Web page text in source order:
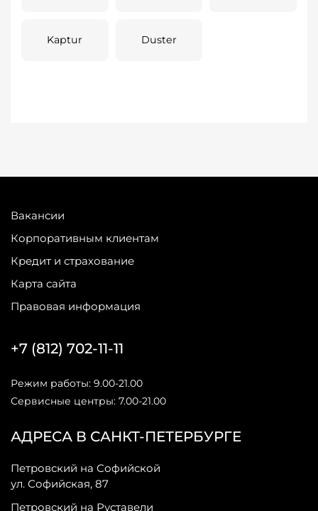
Kaptur Duster
Вакансии
Корпоративным клиентам
Кредит и страхование
Карта сайта
Правовая информация
АДРЕСА В САНКТ-ПЕТЕРБУРГЕ
Петровский на Софийской
ул. Софийская, 87
Петровский на Руставели
+7 (812) 702-11-11
Режим работы: 9.00-21.00
Сервисные центры: 7.00-21.00